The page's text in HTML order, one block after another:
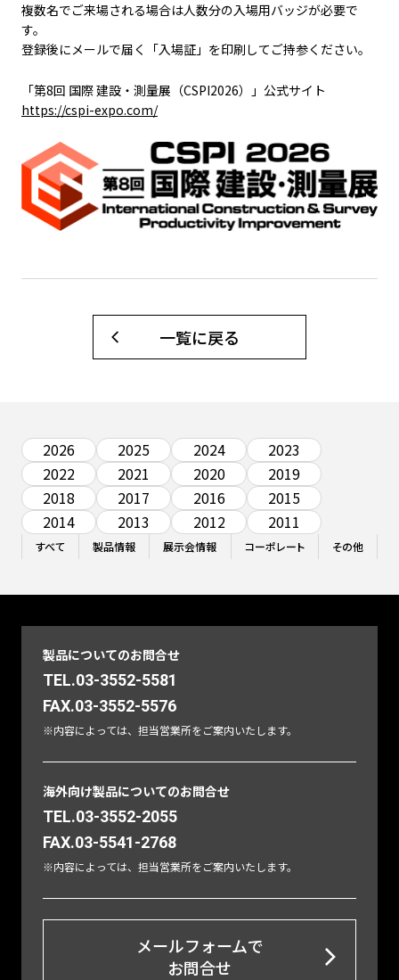
複数名でご来場される場合は人数分の入場用バッジが必要で
す。
登録後にメールで届く「入場証」を印刷してご持参ください。
「第8回 国際 建設・測量展（CSPI2026）」公式サイト
https://cspi-expo.com/
一覧に戻る
2026 2025 2024
2023
2022
2021 2020
2019
2018
2017 2016
2015
2014
2013 2012 2011
すべて 製品情報 展示会情報 コーポレート その他
製品についてのお問合せ
TEL.03-3552-5581
FAX.03-3552-5576
※内容によっては、担当営業所をご案内いたします。
海外向け製品についてのお問合せ
TEL.03-3552-2055
FAX.03-5541-2768
※内容によっては、担当営業所をご案内いたします。
メールフォームで
お問合せ